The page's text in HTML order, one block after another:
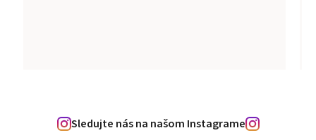
Sledujte nás na našom Instagrame